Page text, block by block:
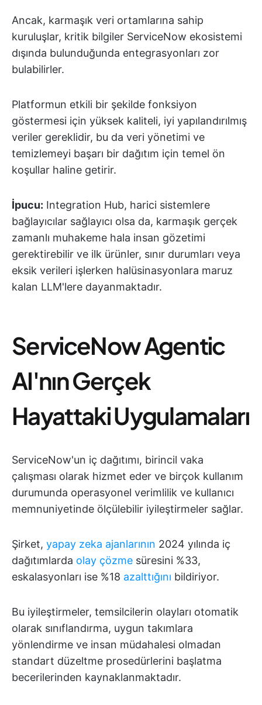
Ancak, karmaşık veri ortamlarına sahip
kuruluşlar, kritik bilgiler ServiceNow ekosistemi
dışında bulunduğunda entegrasyonları zor
bulabilirler.
Platformun etkili bir şekilde fonksiyon
göstermesi için yüksek kaliteli, iyi yapılandırılmış
veriler gereklidir, bu da veri yönetimi ve
temizlemeyi başarı bir dağıtım için temel ön
koşullar haline getirir.
İpucu: Integration Hub, harici sistemlere
bağlayıcılar sağlayıcı olsa da, karmaşık gerçek
zamanlı muhakeme hala insan gözetimi
gerektirebilir ve ilk ürünler, sınır durumları veya
eksik verileri işlerken halüsinasyonlara maruz
kalan LLM'lere dayanmaktadır.
ServiceNow Agentic
AI'nın Gerçek
Hayattaki Uygulamaları
ServiceNow'un iç dağıtımı, birincil vaka
çalışması olarak hizmet eder ve birçok kullanım
durumunda operasyonel verimlilik ve kullanıcı
memnuniyetinde ölçülebilir iyileştirmeler sağlar.
Şirket, yapay zeka ajanlarının 2024 yılında iç
dağıtımlarda olay çözme süresini %33,
eskalasyonları ise %18 azalttığını bildiriyor.
Bu iyileştirmeler, temsilcilerin olayları otomatik
olarak sınıflandırma, uygun takımlara
yönlendirme ve insan müdahalesi olmadan
standart düzeltme prosedürlerini başlatma
becerilerinden kaynaklanmaktadır.